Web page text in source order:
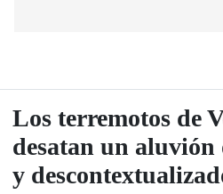
Los terremotos de
desatan un aluvión
y